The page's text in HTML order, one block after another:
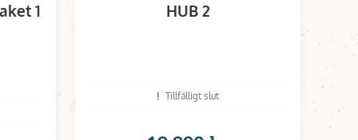
1 HUB 2
Tillfälligt slut